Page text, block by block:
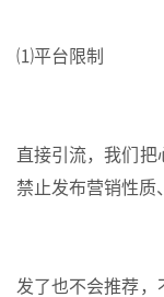
⑴平台限制
直接引流，我们把
禁止发布营销性质
发了也不会推荐，